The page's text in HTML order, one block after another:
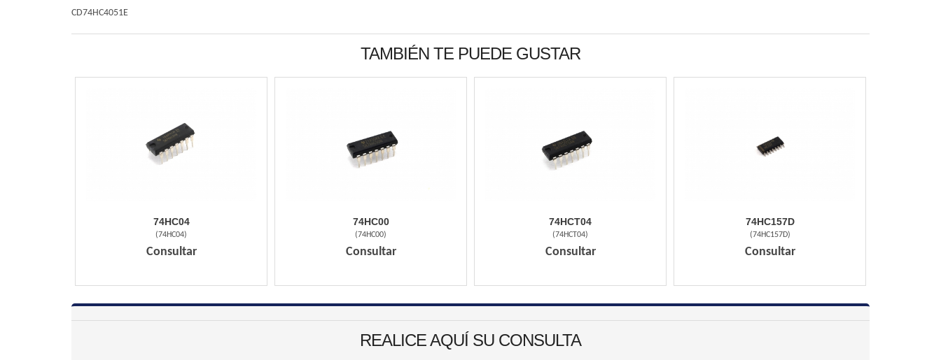
CD74HC4051E
TAMBIÉN TE PUEDE GUSTAR
74HC04
(74HC04)
Consultar
74HC00
(74HC00)
Consultar
74HCT04
(74HCT04)
Consultar
74HC157D
(74HC157D)
Consultar
REALICE AQUÍ SU CONSULTA